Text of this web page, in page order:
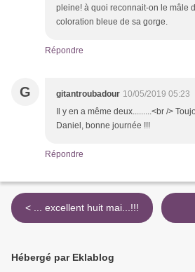
pleine! à quoi reconnait-on le mâle
coloration bleue de sa gorge.
Répondre
G gitantroubadour 10/05/2019 05:23
Il y en a même deux.........<br />
Daniel, bonne journée !!!
Répondre
< ... excellent huit mai...!!!
Hébergé par Eklablog